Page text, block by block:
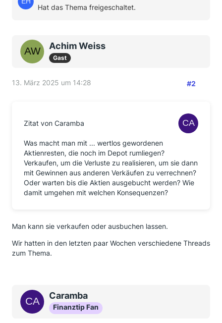
Hat das Thema freigeschaltet.
Achim Weiss
Gast
13. März 2025 um 14:28 #2
Zitat von Caramba
Was macht man mit ... wertlos gewordenen
Aktienresten, die noch im Depot rumliegen?
Verkaufen, um die Verluste zu realisieren, um sie dann
mit Gewinnen aus anderen Verkäufen zu verrechnen?
Oder warten bis die Aktien ausgebucht werden? Wie
damit umgehen mit welchen Konsequenzen?
Man kann sie verkaufen oder ausbuchen lassen.
Wir hatten in den letzten paar Wochen verschiedene Threads
zum Thema.
Caramba
Finanztip Fan